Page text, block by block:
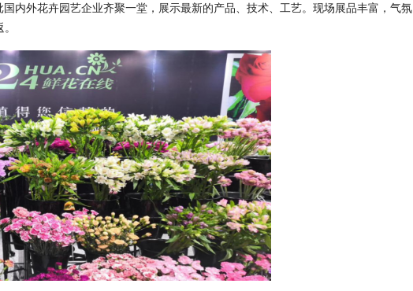
内外花卉园艺企业齐聚一堂，展示最新的产品、技术、工艺。现场展品丰富，气氛